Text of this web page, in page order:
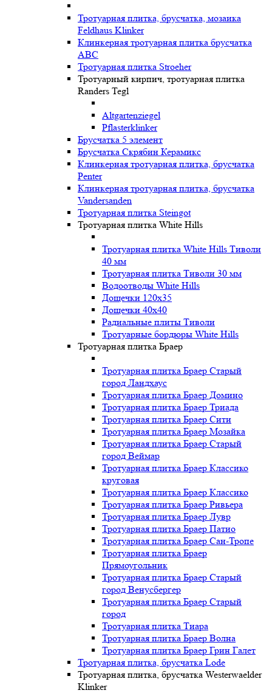
Тротуарная плитка, брусчатка, мозаика
Feldhaus Klinker
Клинкерная тротуарная плитка брусчатка
ABC
Тротуарная плитка Stroeher
Тротуарный кирпич, тротуарная плитка
Randers Tegl
Altgartenziegel
Pflasterklinker
Брусчатка 5 элемент
Брусчатка Скрябин Керамикс
Клинкерная тротуарная плитка, брусчатка
Penter
Клинкерная тротуарная плитка, брусчатка
Vandersanden
Тротуарная плитка Steingot
Тротуарная плитка White Hills
Тротуарная плитка White Hills Тиволи
40 мм
Тротуарная плитка Тиволи 30 мм
Водоотводы White Hills
Дощечки 120x35
Дощечки 40x40
Радиальные плиты Тиволи
Тротуарные бордюры White Hills
Тротуарная плитка Браер
Тротуарная плитка Браер Старый
город Ландхаус
Тротуарная плитка Браер Домино
Тротуарная плитка Браер Триада
Тротуарная плитка Браер Сити
Тротуарная плитка Браер Мозайка
Тротуарная плитка Браер Старый
город Веймар
Тротуарная плитка Браер Классико
круговая
Тротуарная плитка Браер Классико
Тротуарная плитка Браер Ривьера
Тротуарная плитка Браер Лувр
Тротуарная плитка Браер Патио
Тротуарная плитка Браер Сан-Тропе
Тротуарная плитка Браер
Прямоугольник
Тротуарная плитка Браер Старый
город Венусбергер
Тротуарная плитка Браер Старый
город
Тротуарная плитка Тиара
Тротуарная плитка Браер Волна
Тротуарная плитка Браер Грин Галет
Тротуарная плитка, брусчатка Lode
Тротуарная плитка, брусчатка Westerwaelder
Klinker